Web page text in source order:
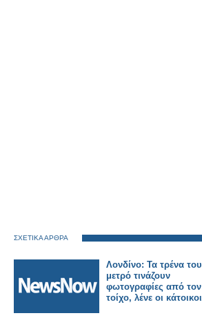
ΣΧΕΤΙΚΑ ΑΡΘΡΑ
Λονδίνο: Τα τρένα του
μετρό τινάζουν
φωτογραφίες από τον
τοίχο, λένε οι κάτοικοι